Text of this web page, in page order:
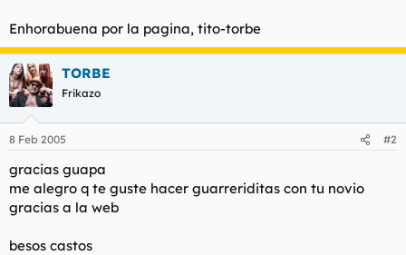
Enhorabuena por la pagina, tito-torbe
TORBE
Frikazo
8 Feb 2005 #2
gracias guapa
me alegro q te guste hacer guarreriditas con tu novio
gracias a la web
besos castos